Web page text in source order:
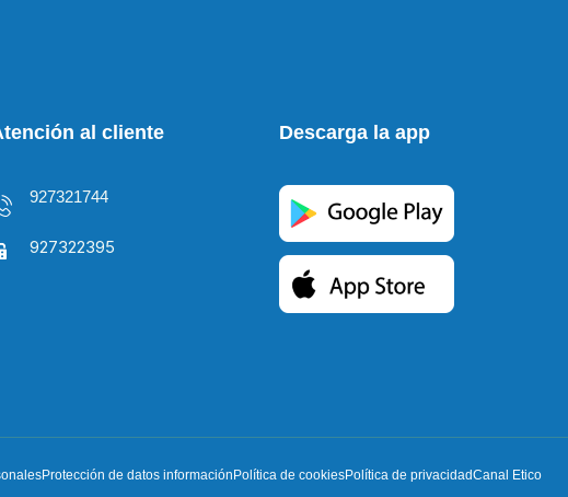
al cliente
927321744
927322395
Descarga la app
Protección de datos información Política de cookiesPolítica de privacidadCanal Etico